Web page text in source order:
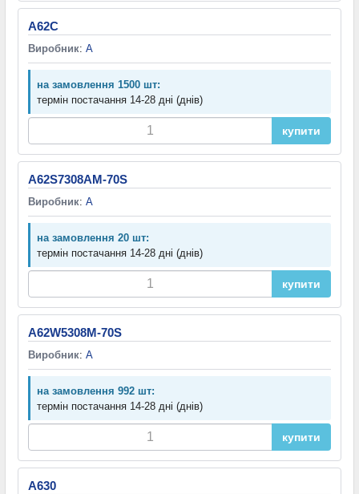
A62C
Виробник: A
на замовлення 1500 шт:
термін постачання 14-28 дні (днів)
купити
A62S7308AM-70S
Виробник: A
на замовлення 20 шт:
термін постачання 14-28 дні (днів)
купити
A62W5308M-70S
Виробник: A
на замовлення 992 шт:
термін постачання 14-28 дні (днів)
купити
A630